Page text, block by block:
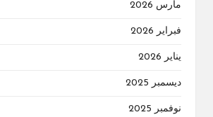
مارس 2026
فبراير 2026
يناير 2026
ديسمبر 2025
نوفمبر 2025